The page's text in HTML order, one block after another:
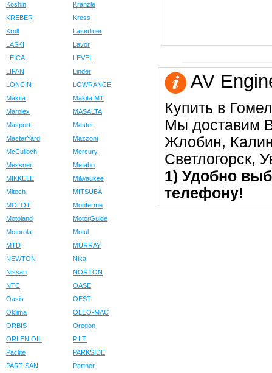
Koshin
Kranzle
KREBER
Kress
Kroll
Laserliner
LASKI
Lavor
LEICA
LEVEL
LIFAN
Linder
LONCIN
LOWRANCE
Makita
Makita MT
Marolex
MASALTA
Masport
Master
MasterYard
Mazzoni
McCulloch
Mercury
Messner
Metabo
MIKKELE
Milwaukee
Mitech
MITSUBA
MOLOT
Monferme
Motoland
MotorGuide
Motorola
Motul
MTD
MURRAY
NEWTON
Nika
Nissan
NORTON
NTC
OASE
Oasis
OEST
Oklima
OLEO-MAC
ORBIS
Oregon
ORLEN OIL
P.I.T.
Paclite
PARKSIDE
PARTISAN
Partner
AV
Купить в
Мы доставим
Жлобин,
Светлогорск,
1) Удобно
телефону!